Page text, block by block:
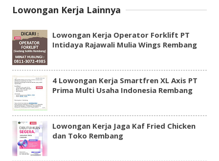
Lowongan Kerja Lainnya
Lowongan Kerja Operator Forklift PT
Intidaya Rajawali Mulia Wings Rembang
4 Lowongan Kerja Smartfren XL Axis PT
Prima Multi Usaha Indonesia Rembang
Lowongan Kerja Jaga Kaf Fried Chicken
dan Toko Rembang